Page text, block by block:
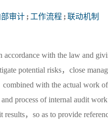
审计 ; 工作流程 ; 联动机制
accordance with the law and
potential risks，close
with the actual work
process of internal audit
results，so as to provide